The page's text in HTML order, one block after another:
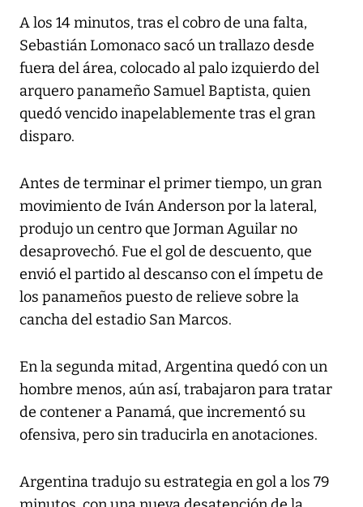
A los 14 minutos, tras el cobro de una falta,
Sebastián Lomonaco sacó un trallazo desde
fuera del área, colocado al palo izquierdo del
arquero panameño Samuel Baptista, quien
quedó vencido inapelablemente tras el gran
disparo.
Antes de terminar el primer tiempo, un gran
movimiento de Iván Anderson por la lateral,
produjo un centro que Jorman Aguilar no
desaprovechó. Fue el gol de descuento, que
envió el partido al descanso con el ímpetu de
los panameños puesto de relieve sobre la
cancha del estadio San Marcos.
En la segunda mitad, Argentina quedó con un
hombre menos, aún así, trabajaron para tratar
de contener a Panamá, que incrementó su
ofensiva, pero sin traducirla en anotaciones.
Argentina tradujo su estrategia en gol a los 79